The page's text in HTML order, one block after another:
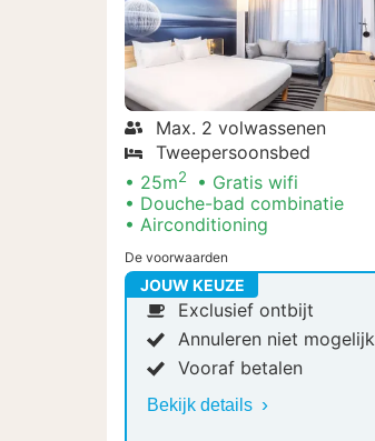
Max. 2 volwassenen
Tweepersoonsbed
25m2
Gratis wifi
Douche-bad combinatie
Airconditioning
De voorwaarden
JOUW KEUZE
Exclusief ontbijt
Annuleren niet mogelijk
Vooraf betalen
Bekijk details